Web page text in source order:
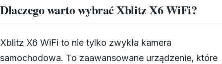
Dlaczego warto wybrać Xblitz X6 WiFi?
Xblitz X6 WiFi to nie tylko zwykła kamera
samochodowa. To zaawansowane urządzenie, które